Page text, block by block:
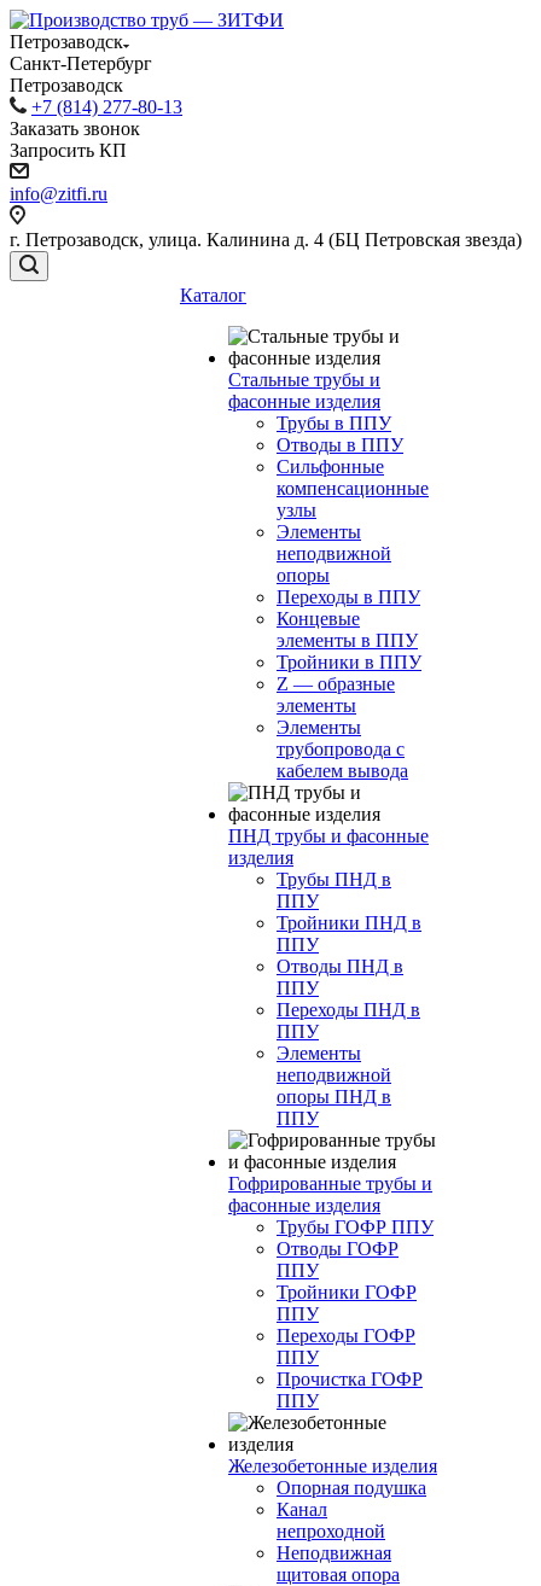
Петрозаводск
Санкт-Петербург
Петрозаводск
+7 (814) 277-80-13
Заказать звонок
Запросить КП
info@zitfi.ru
г. Петрозаводск, улица. Калинина д. 4 (БЦ Петровская звезда)
Каталог
Стальные трубы и
фасонные изделия
Трубы в ППУ
Отводы в ППУ
Сильфонные
компенсационные
узлы
Элементы
неподвижной
опоры
Переходы в ППУ
Концевые
элементы в ППУ
Тройники в ППУ
Z — образные
элементы
Элементы
трубопровода с
кабелем вывода
ПНД трубы и фасонные
изделия
Трубы ПНД в
ППУ
Тройники ПНД в
ППУ
Отводы ПНД в
ППУ
Переходы ПНД в
ППУ
Элементы
неподвижной
опоры ПНД в
ППУ
Гофрированные трубы и
фасонные изделия
Трубы ГОФР ППУ
Отводы ГОФР
ППУ
Тройники ГОФР
ППУ
Переходы ГОФР
ППУ
Прочистка ГОФР
ППУ
Железобетонные изделия
Опорная подушка
Канал
непроходной
Неподвижная
щитовая опора